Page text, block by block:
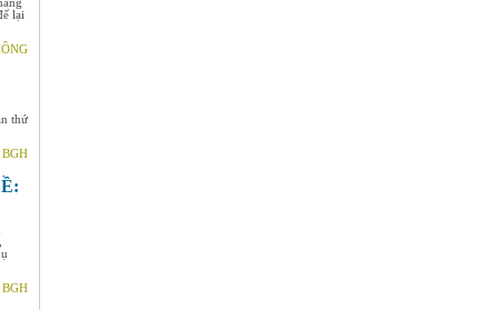
lại
thứ